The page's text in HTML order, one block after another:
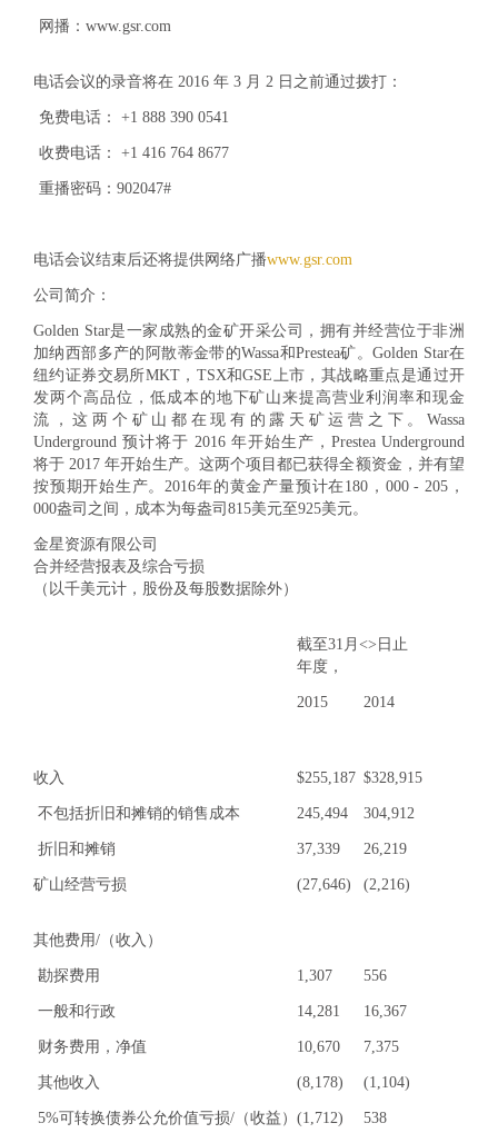
网播：www.gsr.com
电话会议的录音将在 2016 年 3 月 2 日之前通过拨打：
免费电话： +1 888 390 0541
收费电话： +1 416 764 8677
重播密码：902047#
电话会议结束后还将提供网络广播www.gsr.com
公司简介：
Golden Star是一家成熟的金矿开采公司，拥有并经营位于非洲
加纳西部多产的阿散蒂金带的Wassa和Prestea矿。Golden Star在
纽约证券交易所MKT，TSX和GSE上市，其战略重点是通过开
发两个高品位，低成本的地下矿山来提高营业利润率和现金
流，这两个矿山都在现有的露天矿运营之下。Wassa
Underground 预计将于 2016 年开始生产，Prestea Underground
将于 2017 年开始生产。这两个项目都已获得全额资金，并有望
按预期开始生产。2016年的黄金产量预计在180，000 - 205，
000盎司之间，成本为每盎司815美元至925美元。
金星资源有限公司
合并经营报表及综合亏损
（以千美元计，股份及每股数据除外）
截至31月<>日止
年度，
2015 2014
收入 $255,187 $328,915
不包括折旧和摊销的销售成本 245,494 304,912
折旧和摊销 37,339 26,219
矿山经营亏损 (27,646) (2,216)
其他费用/（收入）
勘探费用 1,307 556
一般和行政 14,281 16,367
财务费用，净值 10,670 7,375
其他收入 (8,178) (1,104)
5%可转换债券公允价值亏损/（收益） (1,712) 538